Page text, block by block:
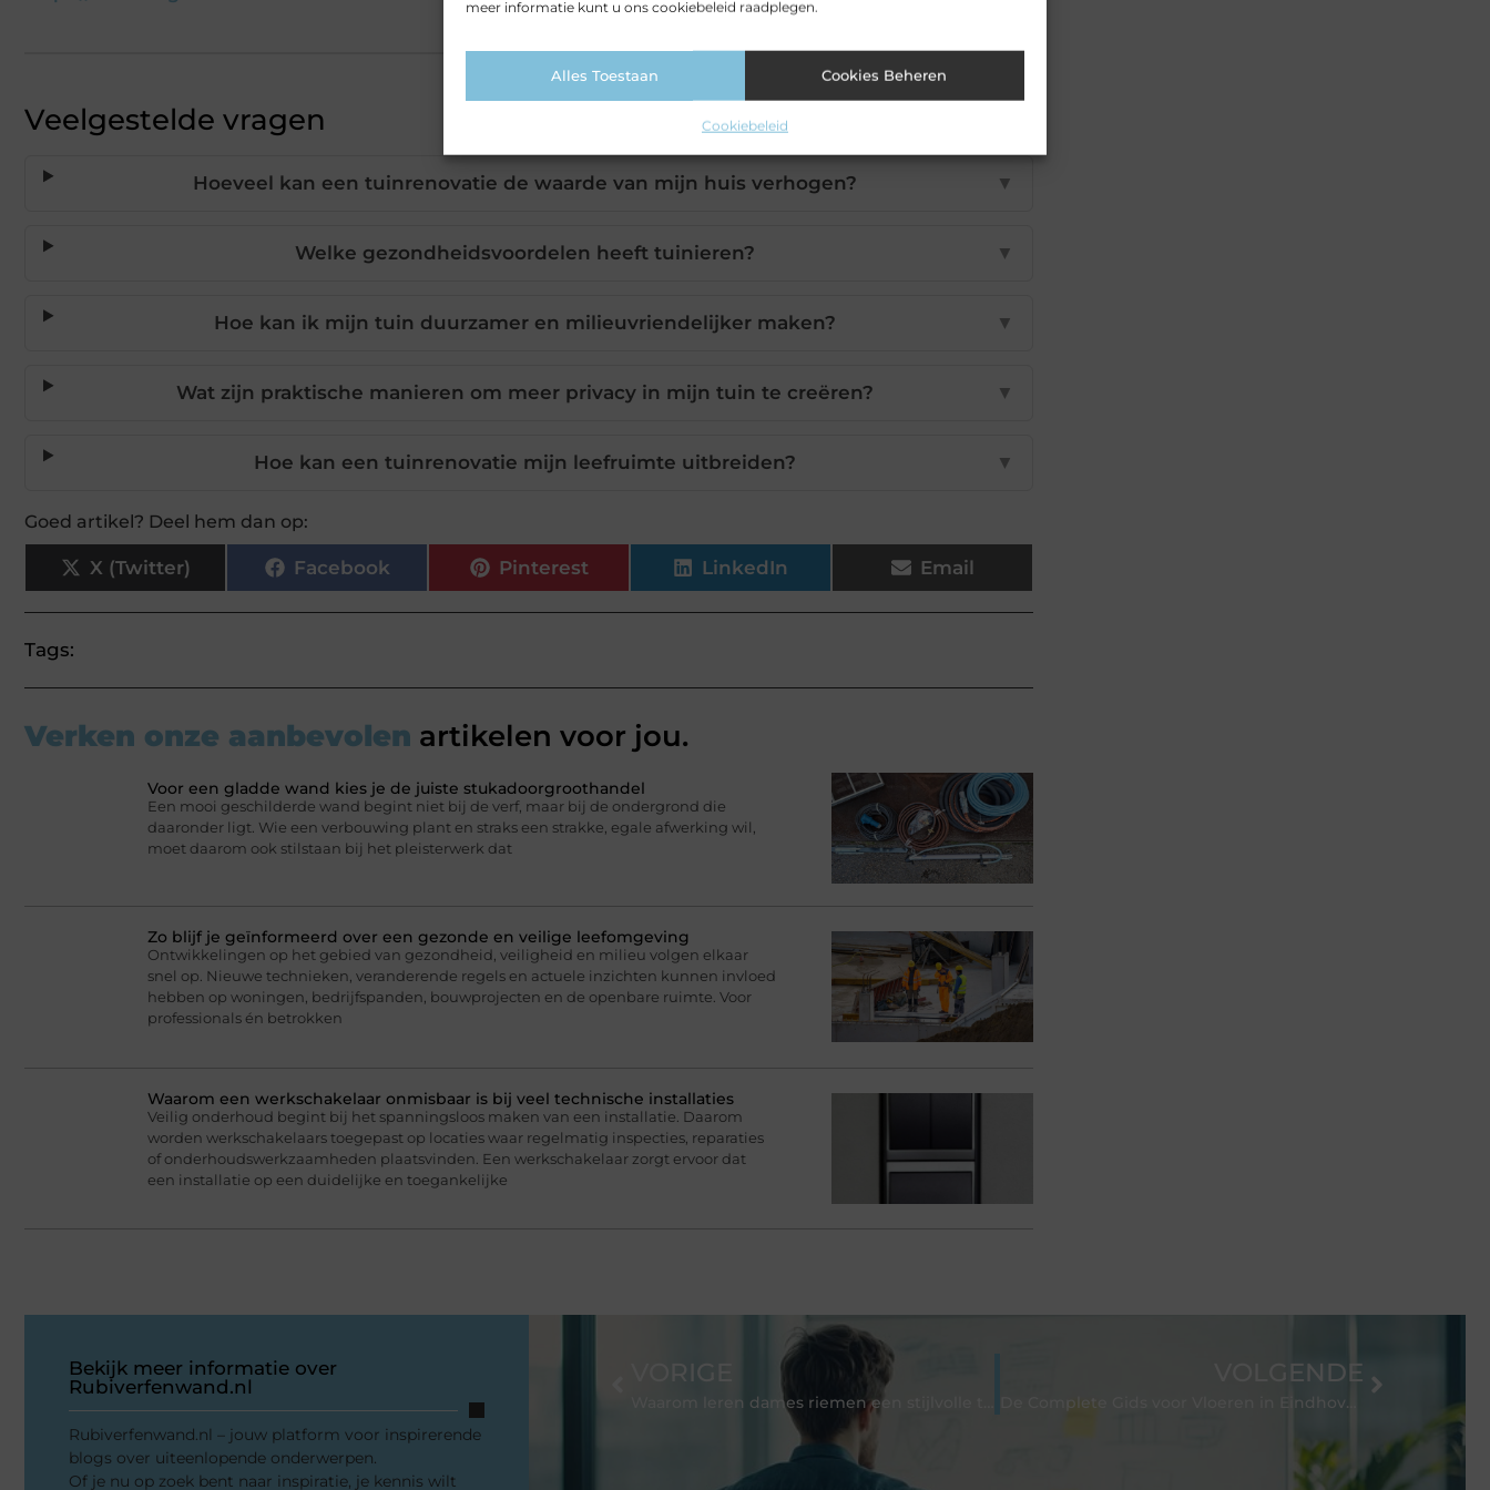
meer informatie kunt u ons cookiebeleid raadplegen.
Alles Toestaan Cookies Beheren
Cookiebeleid
Veelgestelde vragen
Hoeveel kan een tuinrenovatie de waarde van mijn huis verhogen? ▼
Welke gezondheidsvoordelen heeft tuinieren? ▼
Hoe kan ik mijn tuin duurzamer en milieuvriendelijker maken? ▼
Wat zijn praktische manieren om meer privacy in mijn tuin te creëren? ▼
Hoe kan een tuinrenovatie mijn leefruimte uitbreiden? ▼
Goed artikel? Deel hem dan op:
X (Twitter) Facebook Pinterest LinkedIn Email
Tags:
Verken onze aanbevolen artikelen voor jou.
Voor een gladde wand kies je de juiste stukadoorgroothandel
Een mooi geschilderde wand begint niet bij de verf, maar bij de ondergrond die
daaronder ligt. Wie een verbouwing plant en straks een strakke, egale afwerking wil,
moet daarom ook stilstaan bij het pleisterwerk dat
Zo blijf je geïnformeerd over een gezonde en veilige leefomgeving
Ontwikkelingen op het gebied van gezondheid, veiligheid en milieu volgen elkaar
snel op. Nieuwe technieken, veranderende regels en actuele inzichten kunnen invloed
hebben op woningen, bedrijfspanden, bouwprojecten en de openbare ruimte. Voor
professionals én betrokken
Waarom een werkschakelaar onmisbaar is bij veel technische installaties
Veilig onderhoud begint bij het spanningsloos maken van een installatie. Daarom
worden werkschakelaars toegepast op locaties waar regelmatig inspecties, reparaties
of onderhoudswerkzaamheden plaatsvinden. Een werkschakelaar zorgt ervoor dat
een installatie op een duidelijke en toegankelijke
Bekijk meer informatie over
Rubiverfenwand.nl
Rubiverfenwand.nl – jouw platform voor inspirerende
blogs over uiteenlopende onderwerpen.
Of je nu op zoek bent naar inspiratie, je kennis wilt
VORIGE VOLGENDE
De Complete Gids voor Vloeren in Eindhoven: Waar Moet U op Letten?